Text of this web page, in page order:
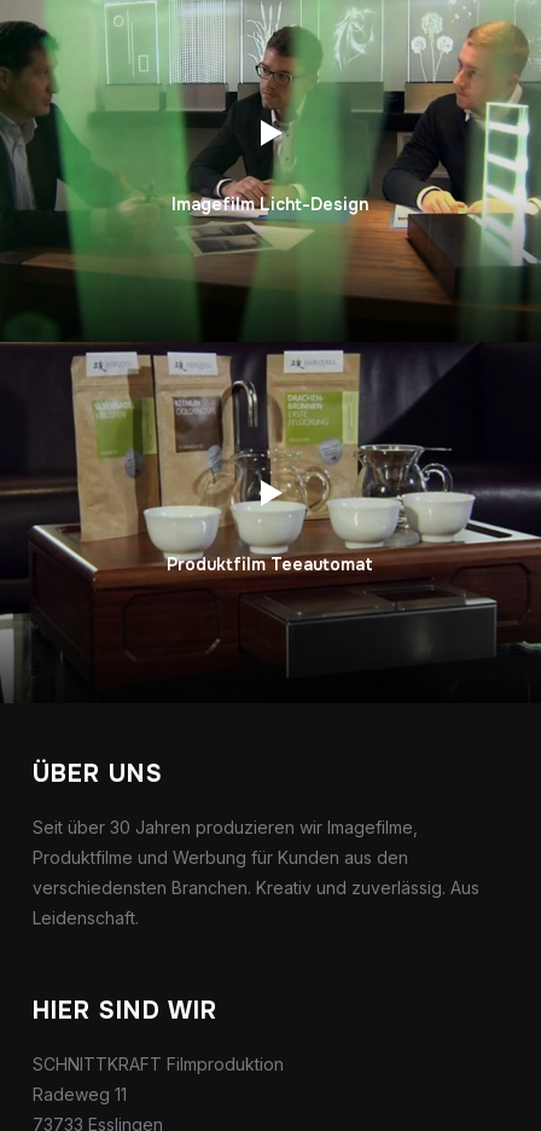
Imagefilm Licht-Design
Produktfilm Teeautomat
ÜBER UNS
Seit über 30 Jahren produzieren wir Imagefilme,
Produktfilme und Werbung für Kunden aus den
verschiedensten Branchen. Kreativ und zuverlässig. Aus
Leidenschaft.
HIER SIND WIR
SCHNITTKRAFT Filmproduktion
Radeweg 11
73733 Esslingen